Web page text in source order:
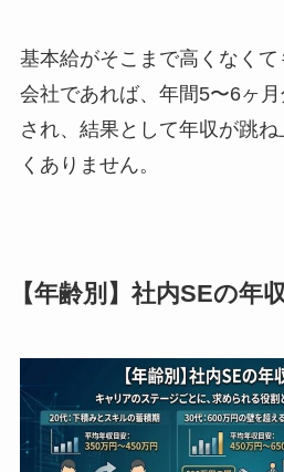
基本給がそこまで高くなく
会社であれば、年間5〜6ヶ
され、結果として年収が跳
くありません。
【年齢別】社内SEの年